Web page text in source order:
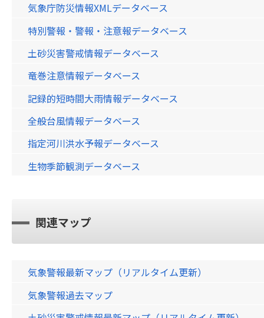
気象庁防災情報XMLデータベース
特別警報・警報・注意報データベース
土砂災害警戒情報データベース
竜巻注意情報データベース
記録的短時間大雨情報データベース
全般台風情報データベース
指定河川洪水予報データベース
生物季節観測データベース
関連マップ
気象警報最新マップ（リアルタイム更新）
気象警報過去マップ